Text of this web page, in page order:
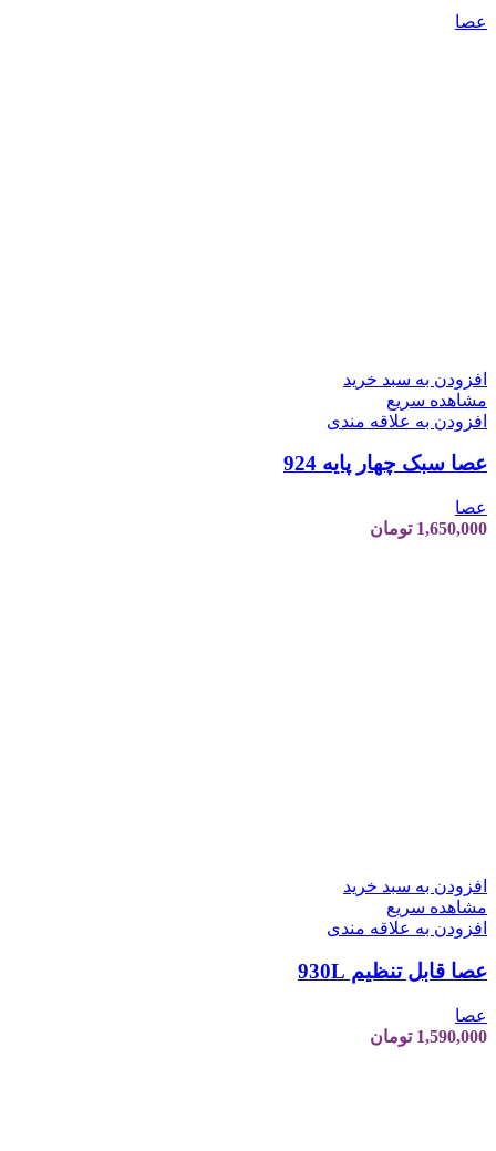
عصا
افزودن به سبد خرید
مشاهده سریع
افزودن به علاقه مندی
عصا سبک چهار پایه 924
عصا
1,650,000 تومان
افزودن به سبد خرید
مشاهده سریع
افزودن به علاقه مندی
عصا قابل تنظیم 930L
عصا
1,590,000 تومان